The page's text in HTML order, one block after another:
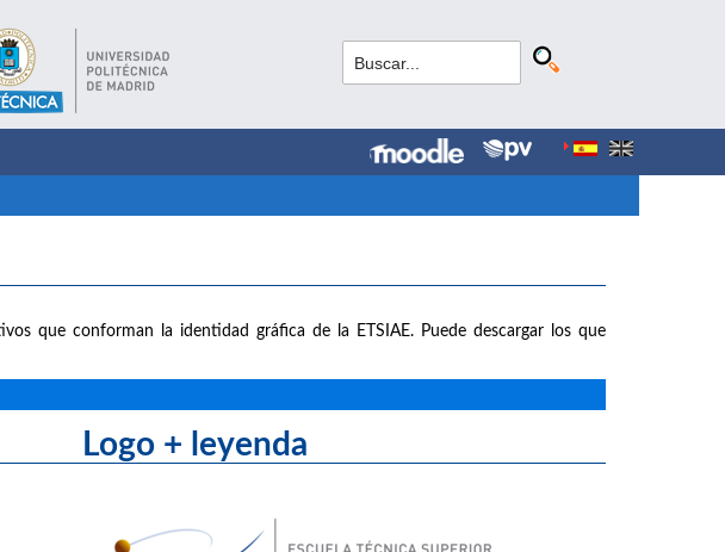
que conforman la identidad gráfica de la ETSIAE. Puede descargar los que
+ leyenda